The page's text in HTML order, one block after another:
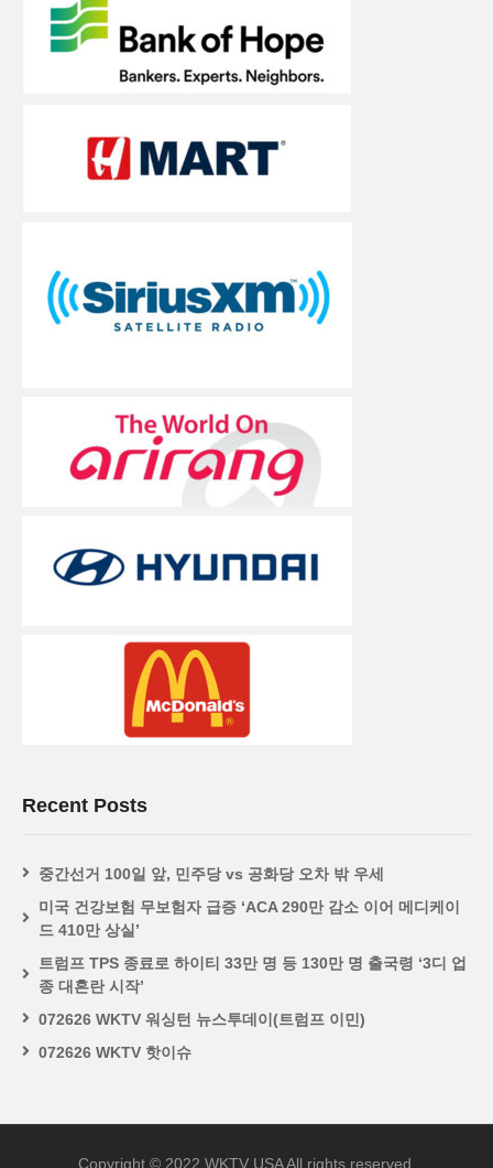
Recent Posts
중간선거 100일 앞, 민주당 vs 공화당 오차 밖 우세
미국 건강보험 무보험자 급증 ‘ACA 290만 감소 이어 메디케이
드 410만 상실’
트럼프 TPS 종료로 하이티 33만 명 등 130만 명 출국령 ‘3디 업
종 대혼란 시작’
072626 WKTV 워싱턴 뉴스투데이(트럼프 이민)
072626 WKTV 핫이슈
Copyright © 2022 WKTV USA All rights reserved.